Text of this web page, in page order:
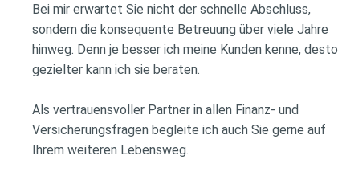
Bei mir erwartet Sie nicht der schnelle Abschluss,
sondern die konsequente Betreuung über viele Jahre
hinweg. Denn je besser ich meine Kunden kenne, desto
gezielter kann ich sie beraten.
Als vertrauensvoller Partner in allen Finanz- und
Versicherungsfragen begleite ich auch Sie gerne auf
Ihrem weiteren Lebensweg.